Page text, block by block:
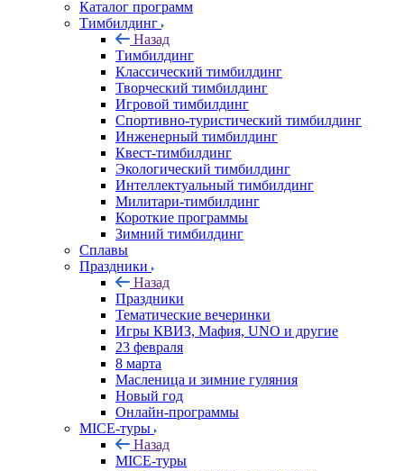
Каталог программ
Тимбилдинг
Назад
Тимбилдинг
Классический тимбилдинг
Творческий тимбилдинг
Игровой тимбилдинг
Спортивно-туристический тимбилдинг
Инженерный тимбилдинг
Квест-тимбилдинг
Экологический тимбилдинг
Интеллектуальный тимбилдинг
Милитари-тимбилдинг
Короткие программы
Зимний тимбилдинг
Сплавы
Праздники
Назад
Праздники
Тематические вечеринки
Игры КВИЗ, Мафия, UNO и другие
23 февраля
8 марта
Масленица и зимние гуляния
Новый год
Онлайн-программы
MICE‑туры
Назад
MICE‑туры